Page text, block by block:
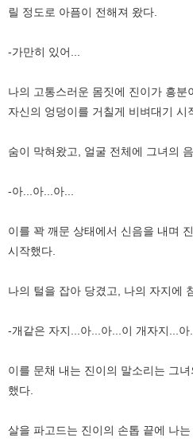
릴 정도로 아픔이 전해져 왔다.
-가만히 있어...
나의 고통스러운 몸짓에 진이가 흥분
자신의 엉덩이를 거칠게 비벼대기 시
숨이 막혀왔고, 얼굴 전체에 그녀의
-아...아...아...
이를 꽉 깨문 상태에서 신음을 내며
시작했다.
나의 털을 잡아 당겼고, 나의 자지에
-개같은 자지...아...아...이 개자지...아...
이를 문채 내는 진이의 말소리는 그
했다.
살을 파고드는 진이의 손톱 끝에 나